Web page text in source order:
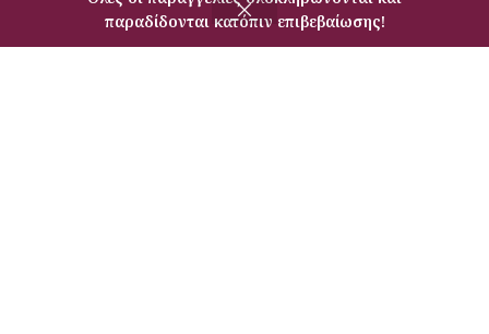
παραδίδονται κατόπιν επιβεβαίωσης!